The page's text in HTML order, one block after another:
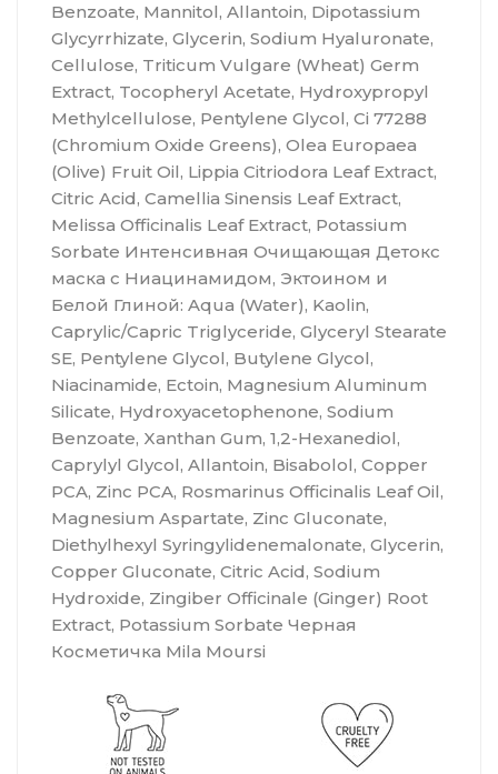
Benzoate, Mannitol, Allantoin, Dipotassium
Glycyrrhizate, Glycerin, Sodium Hyaluronate,
Cellulose, Triticum Vulgare (Wheat) Germ
Extract, Tocopheryl Acetate, Hydroxypropyl
Methylcellulose, Pentylene Glycol, Ci 77288
(Chromium Oxide Greens), Olea Europaea
(Olive) Fruit Oil, Lippia Citriodora Leaf Extract,
Citric Acid, Camellia Sinensis Leaf Extract,
Melissa Officinalis Leaf Extract, Potassium
Sorbate Интенсивная Очищающая Детокс
маска с Ниацинамидом, Эктоином и
Белой Глиной: Aqua (Water), Kaolin,
Caprylic/Capric Triglyceride, Glyceryl Stearate
SE, Pentylene Glycol, Butylene Glycol,
Niacinamide, Ectoin, Magnesium Aluminum
Silicate, Hydroxyacetophenone, Sodium
Benzoate, Xanthan Gum, 1,2-Hexanediol,
Caprylyl Glycol, Allantoin, Bisabolol, Copper
PCA, Zinc PCA, Rosmarinus Officinalis Leaf Oil,
Magnesium Aspartate, Zinc Gluconate,
Diethylhexyl Syringylidenemalonate, Glycerin,
Copper Gluconate, Citric Acid, Sodium
Hydroxide, Zingiber Officinale (Ginger) Root
Extract, Potassium Sorbate Черная
Косметичка Mila Moursi